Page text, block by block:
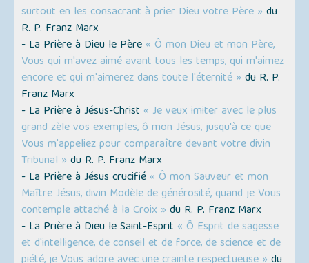
surtout en les consacrant à prier Dieu votre Père » du
R. P. Franz Marx
- La Prière à Dieu le Père « Ô mon Dieu et mon Père,
Vous qui m'avez aimé avant tous les temps, qui m'aimez
encore et qui m'aimerez dans toute l'éternité » du R. P.
Franz Marx
- La Prière à Jésus-Christ « Je veux imiter avec le plus
grand zèle vos exemples, ô mon Jésus, jusqu'à ce que
Vous m'appeliez pour comparaître devant votre divin
Tribunal » du R. P. Franz Marx
- La Prière à Jésus crucifié « Ô mon Sauveur et mon
Maître Jésus, divin Modèle de générosité, quand je Vous
contemple attaché à la Croix » du R. P. Franz Marx
- La Prière à Dieu le Saint-Esprit « Ô Esprit de sagesse
et d'intelligence, de conseil et de force, de science et de